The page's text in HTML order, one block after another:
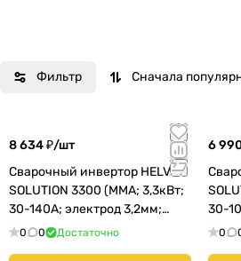
Фильтр Сначала
8 634 ₽/шт
Сварочный инвертор HELVI
SOLUTION 3300 (MMA; 3,3кВт;
30-140А; электрод 3,2мм;
4,7кг)
0 0 Достаточно
6
30-
3,5кг)
0